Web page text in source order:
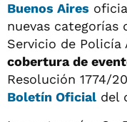
Buenos Aires
nuevas categorías
Servicio de
cobertura de
Resolución 1774/
Boletín Oficial del